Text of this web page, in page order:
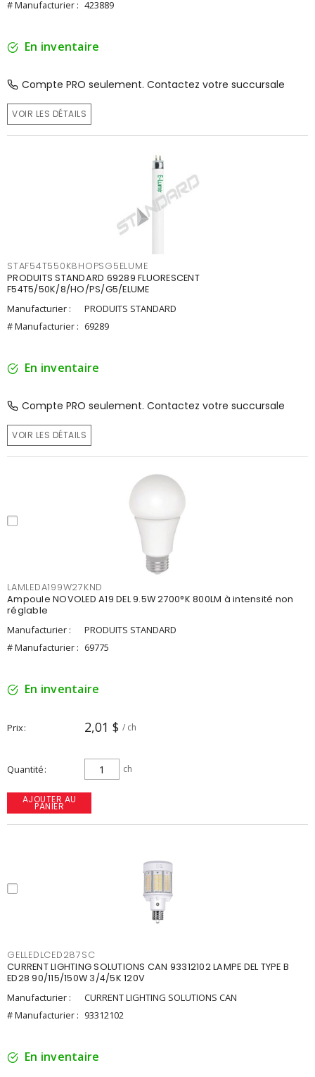
# Manufacturier : 423889
En inventaire
Compte PRO seulement. Contactez votre succursale
VOIR LES DÉTAILS
STAF54T550K8HOPSG5ELUME
PRODUITS STANDARD 69289 FLUORESCENT
F54T5/50K/8/HO/PS/G5/ELUME
Manufacturier :
PRODUITS STANDARD
# Manufacturier : 69289
En inventaire
Compte PRO seulement. Contactez votre succursale
VOIR LES DÉTAILS
LAMLEDA199W27KND
Ampoule NOVOLED A19 DEL 9.5W 2700°K 800LM à intensité non
réglable
Manufacturier :
PRODUITS STANDARD
# Manufacturier : 69775
En inventaire
Prix 2,01 $ / ch
Quantité ch
AJOUTER AU
PANIER
GELLEDLCED287SC
CURRENT LIGHTING SOLUTIONS CAN 93312102 LAMPE DEL TYPE B
ED28 90/115/150W 3/4/5K 120V
Manufacturier :
CURRENT LIGHTING SOLUTIONS CAN
# Manufacturier : 93312102
En inventaire